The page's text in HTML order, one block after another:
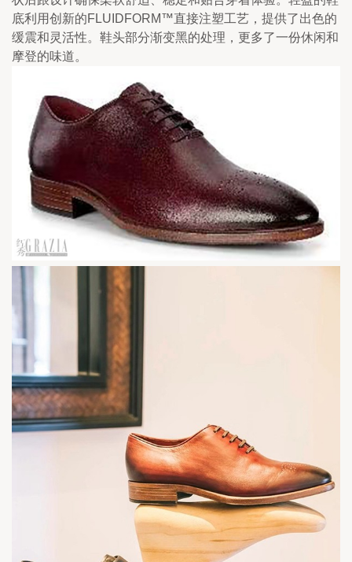
底利用创新的FLUIDFORM™直接注塑工艺，提供了出色的
缓震和灵活性。鞋头部分渐变黑的处理，更多了一份休闲和
摩登的味道。